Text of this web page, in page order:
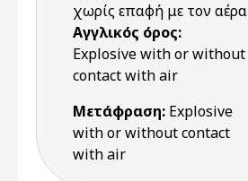
χωρίς επαφή με τον αέρα
Αγγλικός όρος:
Explosive with or without
contact with air
Μετάφραση: Explosive
with or without contact
with air